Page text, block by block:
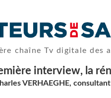
chaîne Tv digitale des
interview, la
VERHAEGHE,